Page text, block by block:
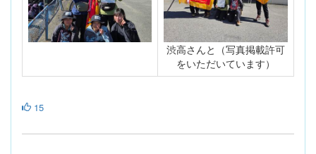
渋高さんと（写真掲載許可
をいただいています）
15